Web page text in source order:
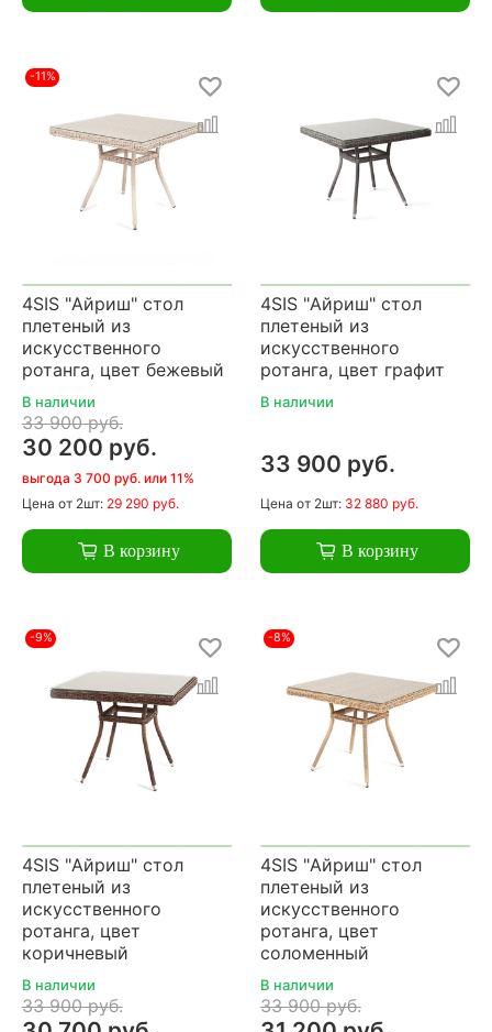
-11%
4SIS "Айриш" стол
плетеный из
искусственного
ротанга, цвет бежевый
В наличии
33 900 руб.
30 200 руб.
выгода 3 700 руб. или 11%
Цена от 2шт: 29 290 руб.
В корзину
4SIS "Айриш" стол
плетеный из
искусственного
ротанга, цвет графит
В наличии
33 900 руб.
Цена от 2шт: 32 880 руб.
В корзину
-9%
4SIS "Айриш" стол
плетеный из
искусственного
ротанга, цвет
коричневый
В наличии
33 900 руб.
-8%
4SIS "Айриш" стол
плетеный из
искусственного
ротанга, цвет
соломенный
В наличии
33 900 руб.